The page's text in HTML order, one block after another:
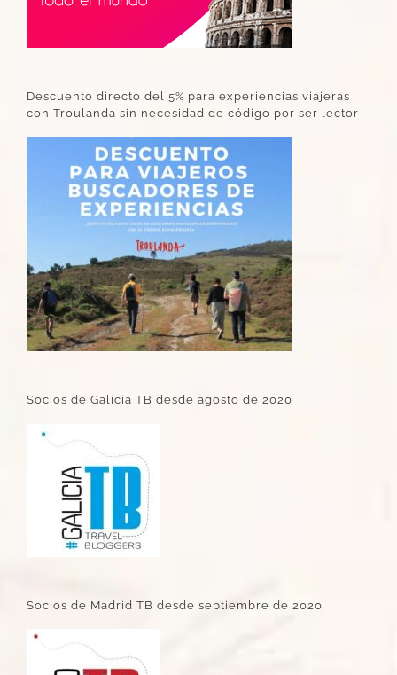
Descuento directo del 5% para experiencias viajeras
con Troulanda sin necesidad de código por ser lector
Socios de Galicia TB desde agosto de 2020
Socios de Madrid TB desde septiembre de 2020